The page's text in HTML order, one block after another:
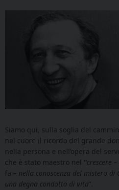
Siamo qui, sulla soglia del
nel cuore il ricordo del grande
nella persona e nell’opera del
che è stato maestro nel “crescere –
fa – nella conoscenza del mistero
una degna condotta di vita”.